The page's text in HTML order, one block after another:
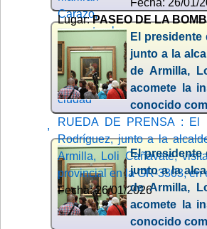
Lugar:PASEO DE LA
El presidente
junto a la
de Armilla,
acomete la
conocido
RUEDA DE PRENSA : El
Rodríguez, junto a la
Armilla, Loli Cañavate,
provincial en la GR-3303,
Fecha: 26/01/2026
,
El presidente
junto a la
de Armilla,
acomete la
conocido